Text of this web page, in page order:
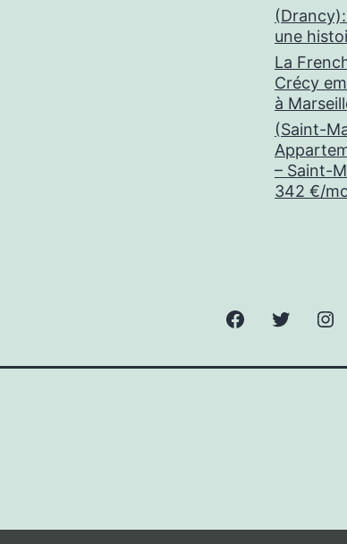
une
La
Crécy
à
(Saint-
– Saint-
342 €/
FacebookTwitter